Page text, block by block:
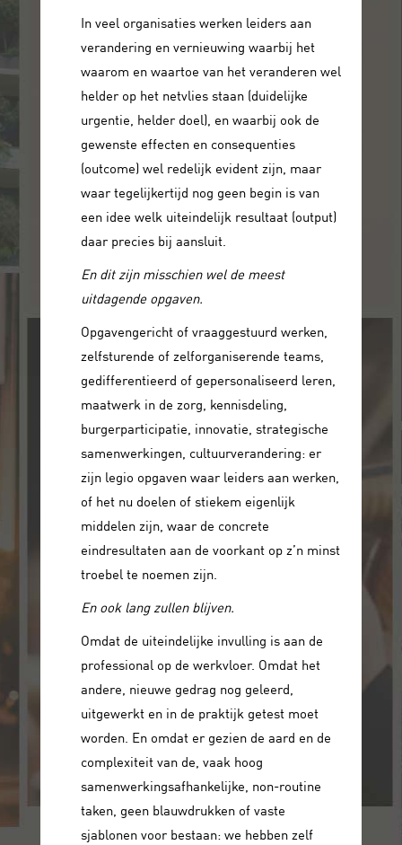
In veel organisaties werken leiders aan
verandering en vernieuwing waarbij het
waarom en waartoe van het veranderen wel
helder op het netvlies staan (duidelijke
urgentie, helder doel), en waarbij ook de
gewenste effecten en consequenties
(outcome) wel redelijk evident zijn, maar
waar tegelijkertijd nog geen begin is van
een idee welk uiteindelijk resultaat (output)
daar precies bij aansluit.
En dit zijn misschien wel de meest
uitdagende opgaven.
Opgavengericht of vraaggestuurd werken,
zelfsturende of zelforganiserende teams,
gedifferentieerd of gepersonaliseerd leren,
maatwerk in de zorg, kennisdeling,
burgerparticipatie, innovatie, strategische
samenwerkingen, cultuurverandering: er
zijn legio opgaven waar leiders aan werken,
of het nu doelen of stiekem eigenlijk
middelen zijn, waar de concrete
eindresultaten aan de voorkant op z’n minst
troebel te noemen zijn.
En ook lang zullen blijven.
Omdat de uiteindelijke invulling is aan de
professional op de werkvloer. Omdat het
andere, nieuwe gedrag nog geleerd,
uitgewerkt en in de praktijk getest moet
worden. En omdat er gezien de aard en de
complexiteit van de, vaak hoog
samenwerkingsafhankelijke, non-routine
taken, geen blauwdrukken of vaste
sjablonen voor bestaan: we hebben zelf